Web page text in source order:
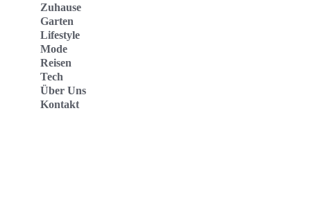
Zuhause
Garten
Lifestyle
Mode
Reisen
Tech
Über Uns
Kontakt